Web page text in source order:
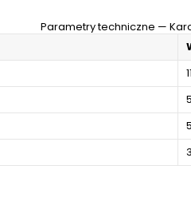
Parametry techniczne —